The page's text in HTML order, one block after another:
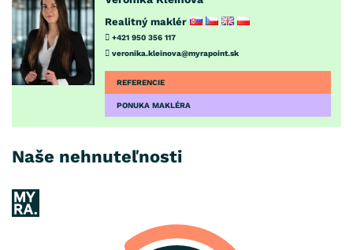
Realitný maklér
+421 950 356 117
veronika.kleinova@myrapoint.sk
REFERENCIE
PONUKA MAKLÉRA
Naše nehnuteľnosti